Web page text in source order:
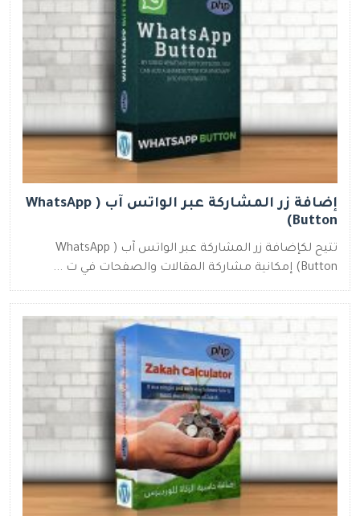
إضافة زر المشاركة عبر الواتس آب ( WhatsApp
Button)
تتيح لكإضافة زر المشاركة عبر الواتس آب ( WhatsApp
Button) إمكانية مشاركة المقالات والصفحات في ت ...